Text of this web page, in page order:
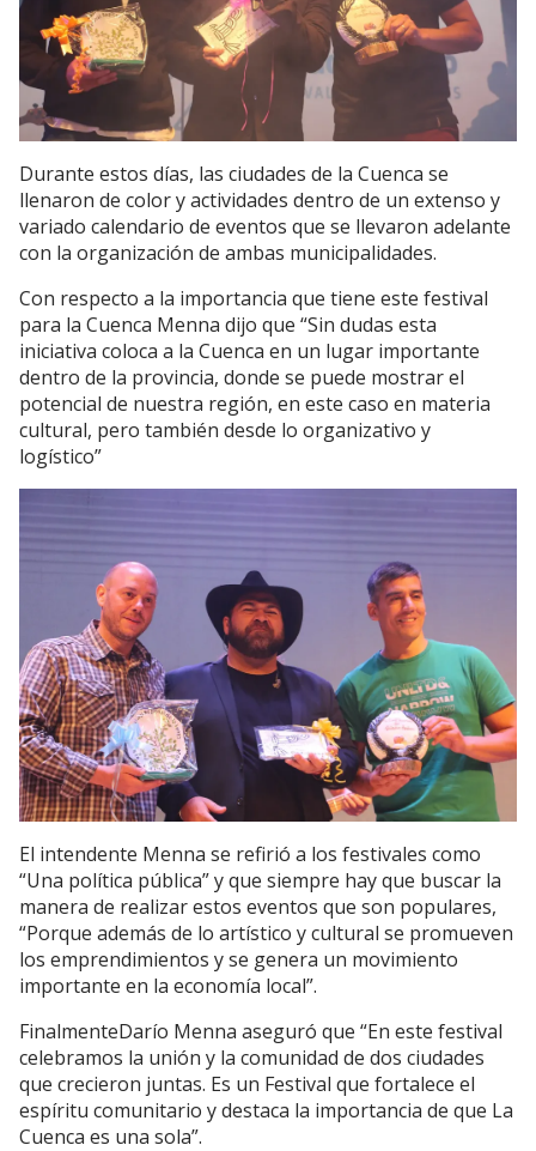
Durante estos días, las ciudades de la Cuenca se
llenaron de color y actividades dentro de un extenso y
variado calendario de eventos que se llevaron adelante
con la organización de ambas municipalidades.
Con respecto a la importancia que tiene este festival
para la Cuenca Menna dijo que “Sin dudas esta
iniciativa coloca a la Cuenca en un lugar importante
dentro de la provincia, donde se puede mostrar el
potencial de nuestra región, en este caso en materia
cultural, pero también desde lo organizativo y
logístico”
El intendente Menna se refirió a los festivales como
“Una política pública” y que siempre hay que buscar la
manera de realizar estos eventos que son populares,
“Porque además de lo artístico y cultural se promueven
los emprendimientos y se genera un movimiento
importante en la economía local”.
FinalmenteDarío Menna aseguró que “En este festival
celebramos la unión y la comunidad de dos ciudades
que crecieron juntas. Es un Festival que fortalece el
espíritu comunitario y destaca la importancia de que La
Cuenca es una sola”.